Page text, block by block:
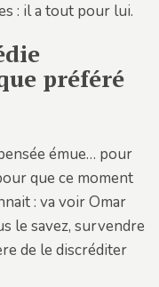
: il a tout pour lui.
préféré
émue… pour
que ce moment
: va voir Omar
le savez, survendre
de le discréditer